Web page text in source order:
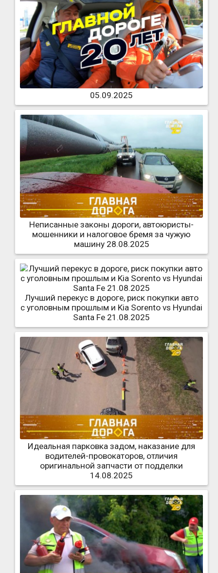
05.09.2025
Неписанные законы дороги, автоюристы-
мошенники и налоговое бремя за чужую
машину 28.08.2025
Лучший перекус в дороге, риск покупки авто
с уголовным прошлым и Kia Sorento vs Hyundai
Santa Fe 21.08.2025
Идеальная парковка задом, наказание для
водителей-провокаторов, отличия
оригинальной запчасти от подделки
14.08.2025